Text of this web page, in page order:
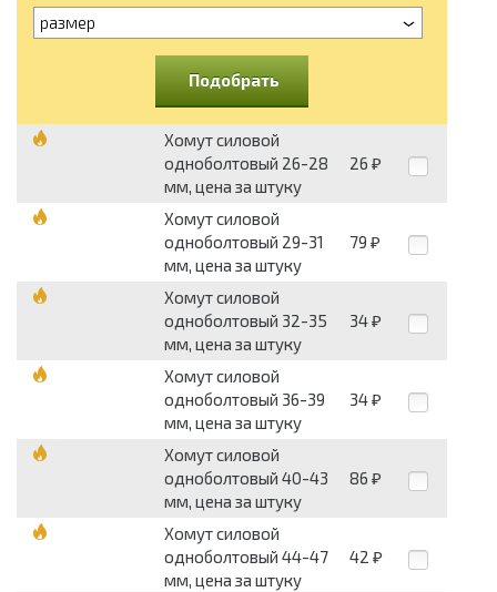
размер
Подобрать
Хомут силовой
одноболтовый 26-28
мм, цена за штуку
26 ₽
Хомут силовой
одноболтовый 29-31
мм, цена за штуку
79 ₽
Хомут силовой
одноболтовый 32-35
мм, цена за штуку
34 ₽
Хомут силовой
одноболтовый 36-39
мм, цена за штуку
34 ₽
Хомут силовой
одноболтовый 40-43
мм, цена за штуку
86 ₽
Хомут силовой
одноболтовый 44-47
мм, цена за штуку
42 ₽